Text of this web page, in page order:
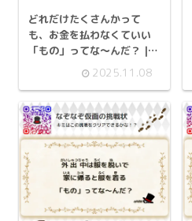
どれだけたくさんかって
も、お金を払わなくていい
「もの」ってな～んだ？ |
ふつう（中学生レベル）- 挑
2025.11.08